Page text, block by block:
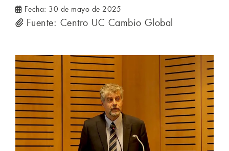
Fecha: 30 de mayo de 2025
Fuente: Centro UC Cambio Global